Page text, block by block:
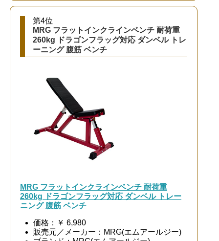
第4位
MRG フラットインクラインベンチ 耐荷重
260kg ドラゴンフラッグ対応 ダンベル トレ
ーニング 腹筋 ベンチ
MRG フラットインクラインベンチ 耐荷重
260kg ドラゴンフラッグ対応 ダンベル トレー
ニング 腹筋 ベンチ
価格：￥ 6,980
販売元／メーカー：MRG(エムアールジー)